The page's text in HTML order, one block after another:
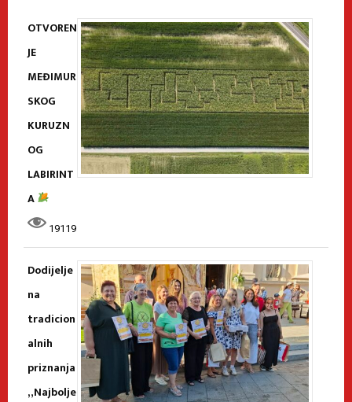
OTVOREN
JE
MEĐIMUR
SKOG
KURUZN
OG
LABIRINT
A
19119
Dodijelje
na
tradicion
alnih
priznanja
„Najbolje